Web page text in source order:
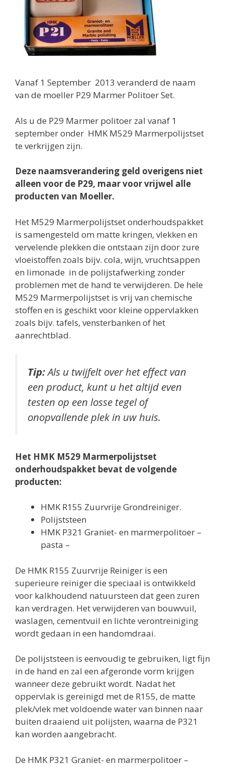
Vanaf 1 September 2013 veranderd de naam
van de moeller P29 Marmer Politoer Set.
Als u de P29 Marmer politoer zal vanaf 1
september onder HMK M529 Marmerpolijstset
te verkrijgen zijn.
Deze naamsverandering geld overigens niet
alleen voor de P29, maar voor vrijwel alle
producten van Moeller.
Het M529 Marmerpolijstset onderhoudspakket
is samengesteld om matte kringen, vlekken en
vervelende plekken die ontstaan zijn door zure
vloeistoffen zoals bijv. cola, wijn, vruchtsappen
en limonade in de polijstafwerking zonder
problemen met de hand te verwijderen. De hele
M529 Marmerpolijstset is vrij van chemische
stoffen en is geschikt voor kleine oppervlakken
zoals bijv. tafels, vensterbanken of het
aanrechtblad.
Tip:Als u twijfelt over het effect van
een product, kunt u het altijd even
testen op een losse tegel of
onopvallende plek in uw huis.
Het HMK M529 Marmerpolijstset
onderhoudspakket bevat de volgende
producten:
HMK R155 Zuurvrije Grondreiniger.
Polijststeen
HMK P321 Graniet- en marmerpolitoer –
pasta –
De HMK R155 Zuurvrije Reiniger is een
superieure reiniger die speciaal is ontwikkeld
voor kalkhoudend natuursteen dat geen zuren
kan verdragen. Het verwijderen van bouwvuil,
waslagen, cementvuil en lichte verontreiniging
wordt gedaan in een handomdraai.
De polijststeen is eenvoudig te gebruiken, ligt fijn
in de hand en zal een afgeronde vorm krijgen
wanneer deze gebruikt wordt. Nadat het
oppervlak is gereinigd met de R155, de matte
plek/vlek met voldoende water van binnen naar
buiten draaiend uit polijsten, waarna de P321
kan worden aangebracht.
De HMK P321 Graniet- en marmerpolitoer –